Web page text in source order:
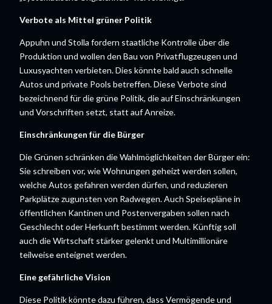
Verbote als Mittel grüner Politik
Appuhn und Stolla fordern staatliche Kontrolle über die
Produktion und wollen den Bau von Privatflugzeugen und
Luxusyachten verbieten. Dies könnte bald auch schnelle
Autos und private Pools betreffen. Diese Verbote sind
bezeichnend für die grüne Politik, die auf Einschränkungen
und Vorschriften setzt, statt auf Anreize.
Einschränkungen für die Bürger
Die Grünen schränken die Wahlmöglichkeiten der Bürger ein:
Sie schreiben vor, wie Wohnungen geheizt werden sollen,
welche Autos gefahren werden dürfen, und reduzieren
Parkplätze zugunsten von Radwegen. Auch Speisepläne in
öffentlichen Kantinen und Postenvergaben sollen nach
Geschlecht oder Herkunft bestimmt werden. Künftig soll
auch die Wirtschaft stärker gelenkt und Multimillionäre
teilweise enteignet werden.
Eine gefährliche Vision
Diese Politik könnte dazu führen, dass Vermögende und